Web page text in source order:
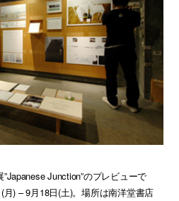
Junction”のプレビューで
) – 9月18日(土)。場所は南洋堂書店